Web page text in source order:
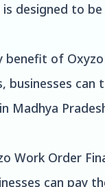
is designed to
benefit of
businesses can
Madhya
Work Order
can pay